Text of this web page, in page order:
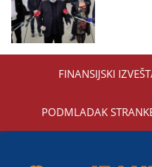
FINANSIЈSKI
PODMLADAK